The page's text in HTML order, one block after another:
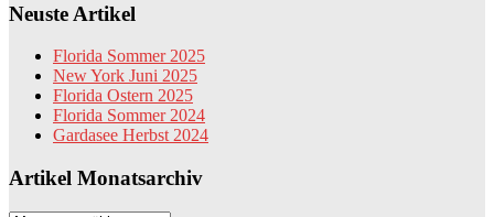
Neuste Artikel
Florida Sommer 2025
New York Juni 2025
Florida Ostern 2025
Florida Sommer 2024
Gardasee Herbst 2024
Artikel Monatsarchiv